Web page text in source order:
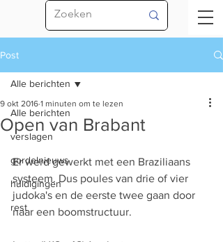
Post
Alle berichten
verslagen
gordelnieuws
huldigingen
rest
Alle berichten
Open van Brabant
9 okt 2016 1 minuten om te lezen
Er werd gewerkt met een Braziliaans
systeem. Dus poules van drie of vier
judoka's en de eerste twee gaan door
naar een boomstructuur.